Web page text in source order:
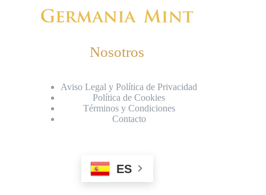
Nosotros
Aviso Legal y Política de Privacidad
Política de Cookies
Términos y Condiciones
Contacto
ES